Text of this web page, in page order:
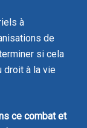
à
de
si cela
droit à la vie
ce combat et